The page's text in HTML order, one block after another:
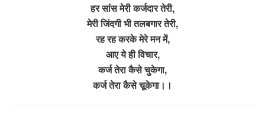
हर सांस मेरी कर्जदार तेरी,
मेरी जिंदगी भी तलबगार तेरी,
रह रह करके मेरे मन में,
आए ये ही विचार,
कर्ज तेरा कैसे चुकेगा,
कर्ज तेरा कैसे चूकेगा।।